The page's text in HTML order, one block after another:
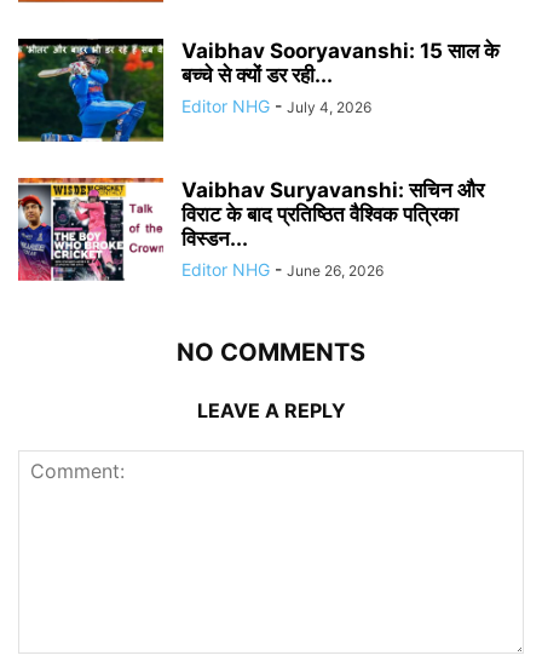
Vaibhav Sooryavanshi: 15 साल के
बच्चे से क्यों डर रही...
Editor NHG - July 4, 2026
Vaibhav Suryavanshi: सचिन और
विराट के बाद प्रतिष्ठित वैश्विक पत्रिका
विस्डन...
Editor NHG - June 26, 2026
NO COMMENTS
LEAVE A REPLY